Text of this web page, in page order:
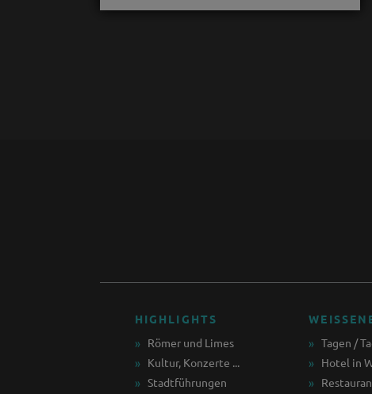
HIGHLIGHTS
Römer und Limes
Kultur, Konzerte ...
Stadtführungen
Tagen /
Hotel in